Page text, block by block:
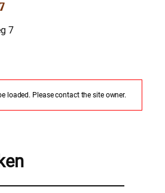
7
loaded. Please contact the site owner.